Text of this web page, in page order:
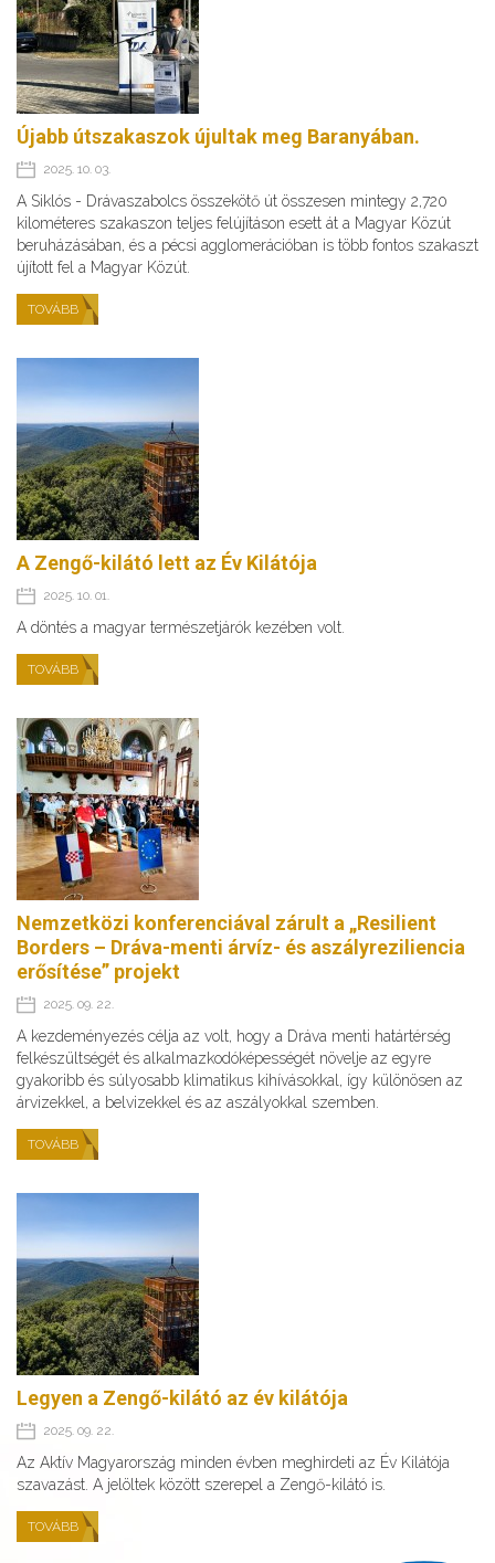
Újabb útszakaszok újultak meg Baranyában.
2025. 10. 03.
A Siklós - Drávaszabolcs összekötő út összesen mintegy 2,720
kilométeres szakaszon teljes felújításon esett át a Magyar Közút
beruházásában, és a pécsi agglomerációban is több fontos szakaszt
újított fel a Magyar Közút.
TOVÁBB
A Zengő-kilátó lett az Év Kilátója
2025. 10. 01.
A döntés a magyar természetjárók kezében volt.
TOVÁBB
Nemzetközi konferenciával zárult a „Resilient
Borders – Dráva-menti árvíz- és aszályreziliencia
erősítése” projekt
2025. 09. 22.
A kezdeményezés célja az volt, hogy a Dráva menti határtérség
felkészültségét és alkalmazkodóképességét növelje az egyre
gyakoribb és súlyosabb klimatikus kihívásokkal, így különösen az
árvizekkel, a belvizekkel és az aszályokkal szemben.
TOVÁBB
Legyen a Zengő-kilátó az év kilátója
2025. 09. 22.
Az Aktív Magyarország minden évben meghirdeti az Év Kilátója
szavazást. A jelöltek között szerepel a Zengő-kilátó is.
TOVÁBB